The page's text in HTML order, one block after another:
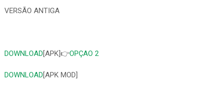
VERSÃO ANTIGA
DOWNLOAD[APK]👉OPÇAO 2
DOWNLOAD[APK MOD]